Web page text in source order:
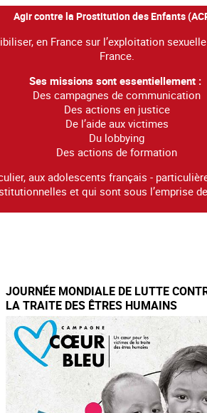
Agir contre la Prostitution des Enfants
en France sur l’exploitation
France.
Ses missions sont essentiellement :
Des campagnes de communication
Des actions en justice
De l’aide aux victimes
Du lobbying
Des actions de formation
aux adolescents français -
et qui sont sous l’emprise
JOURNÉE MONDIALE DE LUTTE
LA TRAITE DES ÊTRES HUMAINS